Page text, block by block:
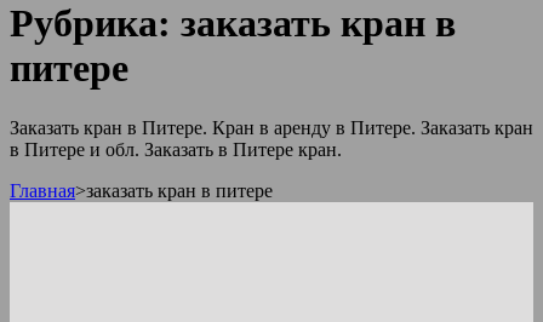
Рубрика: заказать кран в
питере
Заказать кран в Питере. Кран в аренду в Питере. Заказать кран
в Питере и обл. Заказать в Питере кран.
Главная>заказать кран в питере